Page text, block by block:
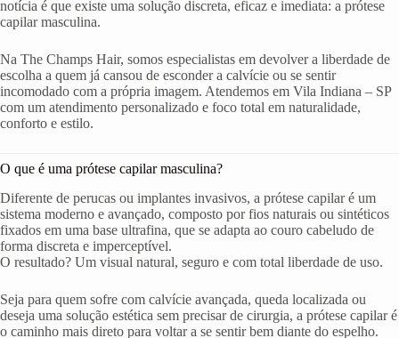
notícia é que existe uma solução discreta, eficaz e imediata: a prótese
capilar masculina.
Na The Champs Hair, somos especialistas em devolver a liberdade de
escolha a quem já cansou de esconder a calvície ou se sentir
incomodado com a própria imagem. Atendemos em Vila Indiana – SP
com um atendimento personalizado e foco total em naturalidade,
conforto e estilo.
O que é uma prótese capilar masculina?
Diferente de perucas ou implantes invasivos, a prótese capilar é um
sistema moderno e avançado, composto por fios naturais ou sintéticos
fixados em uma base ultrafina, que se adapta ao couro cabeludo de
forma discreta e imperceptível.
O resultado? Um visual natural, seguro e com total liberdade de uso.
Seja para quem sofre com calvície avançada, queda localizada ou
deseja uma solução estética sem precisar de cirurgia, a prótese capilar é
o caminho mais direto para voltar a se sentir bem diante do espelho.